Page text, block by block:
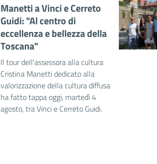
Manetti a Vinci e Cerreto
Guidi: "Al centro di
eccellenza e bellezza della
Toscana"
Il tour dell'assessora alla cultura
Cristina Manetti dedicato alla
valorizzazione della cultura diffusa
ha fatto tappa oggi, martedì 4
agosto, tra Vinci e Cerreto Guidi.